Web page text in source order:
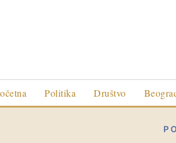
Politika Društvo